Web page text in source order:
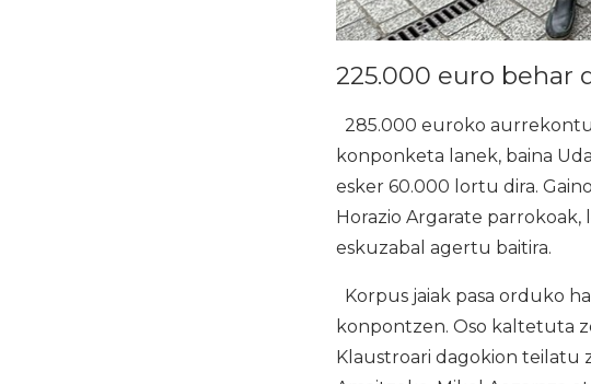
225.000 euro behar
285.000 euroko
konponketa lanek, baina
esker 60.000 lortu dira.
Horazio Argarate
eskuzabal agertu baitira.
Korpus jaiak pasa orduko
konpontzen. Oso kaltetuta
Klaustroari dagokion teilatu